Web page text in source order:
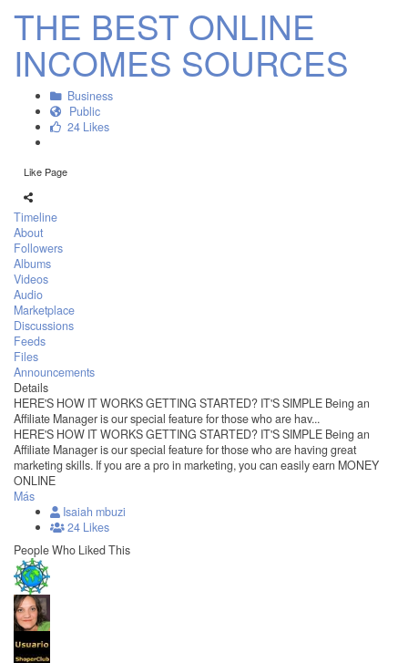
THE BEST ONLINE
INCOMES SOURCES
Business
Public
24 Likes
Like Page
Timeline
About
Followers
Albums
Videos
Audio
Marketplace
Discussions
Feeds
Files
Announcements
Details
HERE'S HOW IT WORKS GETTING STARTED? IT'S SIMPLE Being an
Affiliate Manager is our special feature for those who are hav...
HERE'S HOW IT WORKS GETTING STARTED? IT'S SIMPLE Being an
Affiliate Manager is our special feature for those who are having great
marketing skills. If you are a pro in marketing, you can easily earn MONEY
ONLINE
Más
Isaiah mbuzi
24 Likes
People Who Liked This